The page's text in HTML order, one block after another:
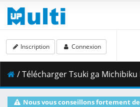
Inscription Connexion
/ Télécharger Tsuki ga Michibiku Isekai Douchuu - S02E21 - DUAL 720p WEB x264 -NanDesuKa
Nous vous conseillons fortement